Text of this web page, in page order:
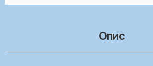
Опис